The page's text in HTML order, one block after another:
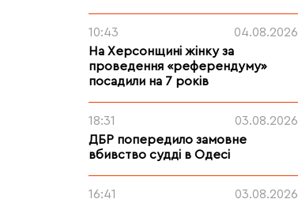
10:43
04.08.2026
На Херсонщині жінку за
проведення «референдуму»
посадили на 7 років
18:31
03.08.2026
ДБР попередило замовне
вбивство судді в Одесі
16:41
03.08.2026